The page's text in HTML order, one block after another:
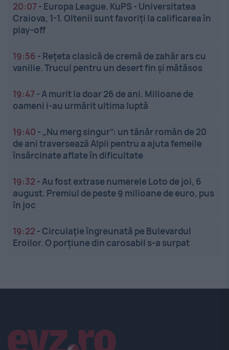
20:07 - Europa League. KuPS - Universitatea
Craiova, 1-1. Oltenii sunt favoriți la calificarea în
play-off
19:56 - Rețeta clasică de cremă de zahăr ars cu
vanilie. Trucul pentru un desert fin și mătăsos
19:47 -A murit la doar 26 de ani. Milioane de
oameni i-au urmărit ultima luptă
19:40 - „Nu merg singur”: un tânăr român de 20
de ani traversează Alpii pentru a ajuta femeile
însărcinate aflate în dificultate
19:32 -Au fost extrase numerele Loto de joi, 6
august. Premiul de peste 9 milioane de euro, pus
în joc
19:22 -Circulație îngreunată pe Bulevardul
Eroilor. O porțiune din carosabil s-a surpat
Linkuri utile